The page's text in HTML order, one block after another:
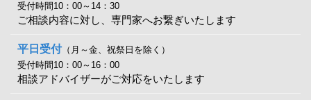
受付時間10：00～14：30
ご相談内容に対し、専門家へお繋ぎいたします
平日受付（月～金、祝祭日を除く）
受付時間10：00～16：00
相談アドバイザーがご対応をいたします